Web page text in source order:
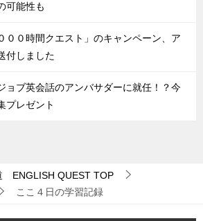
可能性も
００時間クエスト」のキャンペーン、ア
付しました
ョブ英会話のアンバサダーに就任！？今
プレゼント
ENGLISH QUEST TOP
ここ４日の学習記録